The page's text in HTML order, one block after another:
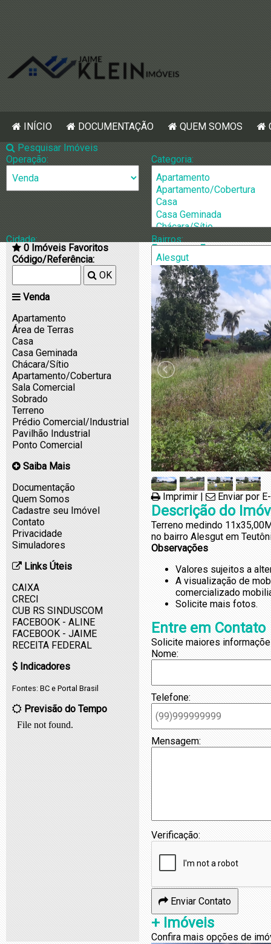
INÍCIO DOCUMENTAÇÃO QUEM SOMOS
Pesquisar Imóveis
Operação:
Categoria:
Cidade: Bairros:
0 Imóveis Favoritos
Código/Referência:
OK
Venda
Apartamento
Área de Terras
Casa
Casa Geminada
Chácara/Sítio
Apartamento/Cobertura
Sala Comercial
Sobrado
Terreno
Prédio Comercial/Industrial
Pavilhão Industrial
Ponto Comercial
Saiba Mais
Documentação
Quem Somos
Cadastre seu Imóvel
Contato
Privacidade
Simuladores
Links Úteis
CAIXA
CRECI
CUB RS SINDUSCOM
FACEBOOK - ALINE
FACEBOOK - JAIME
RECEITA FEDERAL
Indicadores
Fontes: BC e Portal Brasil
Previsão do Tempo
[1400]
Imprimir Enviar por
Descrição do
Terreno medindo
no bairro Alesgut em
Observações
Valores sujeitos a
A visualização de
comercializado
Solicite mais fotos.
Entre em Contato
Solicite maiores
Nome:
Telefone:
Mensagem:
Verificação:
Enviar Contato
+ Imóveis
Confira mais opções de